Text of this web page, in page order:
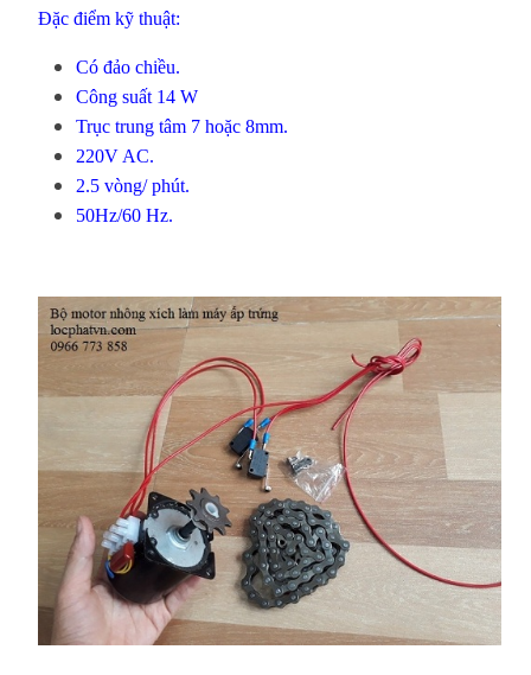
Đặc điểm kỹ thuật:
Có đảo chiều.
Công suất 14 W
Trục trung tâm 7 hoặc 8mm.
220V AC.
2.5 vòng/ phút.
50Hz/60 Hz.